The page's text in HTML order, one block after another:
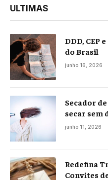
ULTIMAS
DDD, CEP
do Brasil
junho 16, 2026
Secador
secar sem
junho 11, 2026
Redefina
Convites